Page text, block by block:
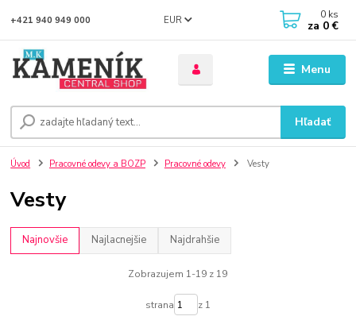
Menu
EUR
Hľadať
+421 940 949 000 0 ks
za 0 €
Úvod Pracovné odevy a BOZP Pracovné odevy Vesty
Vesty
Najnovšie Najlacnejšie Najdrahšie
Zobrazujem 1-19 z 19
strana z 1